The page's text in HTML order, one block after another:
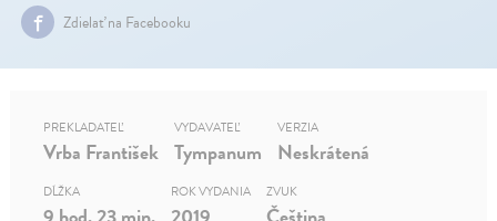
Zdielať na Facebooku
PREKLADATEĽ
Vrba František
VYDAVATEĽ
Tympanum
VERZIA
Neskrátená
DĹŽKA ROK VYDANIA ZVUK